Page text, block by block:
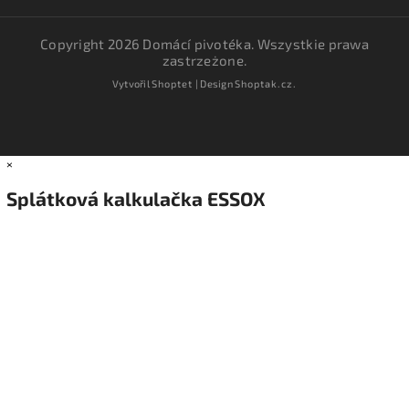
Copyright 2026 Domácí pivotéka . Wszystkie prawa
zastrzeżone.
VytvořilShoptet | DesignShoptak.cz.
×
Splátková kalkulačka ESSOX